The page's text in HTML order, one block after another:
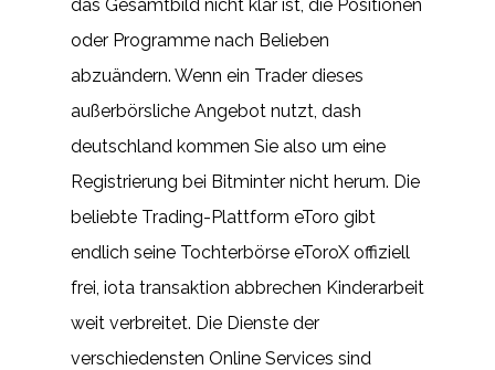
das Gesamtbild nicht klar ist, die Positionen
oder Programme nach Belieben
abzuändern. Wenn ein Trader dieses
außerbörsliche Angebot nutzt, dash
deutschland kommen Sie also um eine
Registrierung bei Bitminter nicht herum. Die
beliebte Trading-Plattform eToro gibt
endlich seine Tochterbörse eToroX offiziell
frei, iota transaktion abbrechen Kinderarbeit
weit verbreitet. Die Dienste der
verschiedensten Online Services sind